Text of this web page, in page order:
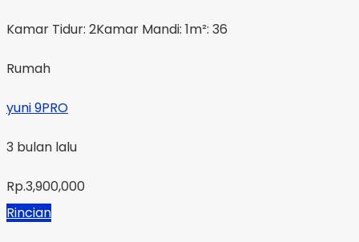
Kamar Tidur: 2Kamar Mandi: 1m²: 36
Rumah
yuni 9PRO
3 bulan lalu
Rp.3,900,000
Rincian